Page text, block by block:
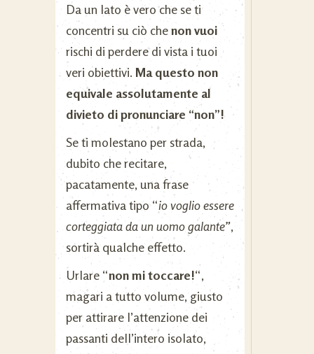
Da un lato è vero che se ti
concentri su ciò chenon vuoi
rischi di perdere di vista i tuoi
veri obiettivi. Ma questo non
equivale assolutamente al
divieto di pronunciare “non”!
Se ti molestano per strada,
dubito che recitare,
pacatamente, una frase
affermativa tipo “io voglio essere
corteggiata da un uomo galante”,
sortirà qualche effetto.
Urlare “non mi toccare!“,
magari a tutto volume, giusto
per attirare l’attenzione dei
passanti dell’intero isolato,